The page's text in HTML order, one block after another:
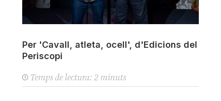
Per 'Cavall, atleta, ocell', d'Edicions del
Periscopi
Temps de lectura: 2 minuts